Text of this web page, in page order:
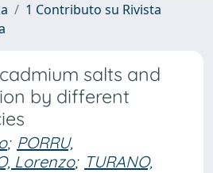
1 Contributo su Rivista
salts and
by different
; PORRU,
Lorenzo; TURANO,